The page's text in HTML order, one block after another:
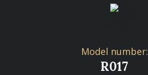
Model number:
R017